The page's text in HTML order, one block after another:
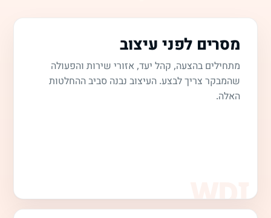
מסרים לפני עיצוב
מתחילים בהצעה, קהל יעד, אזורי שירות והפעולה
שהמבקר צריך לבצע. העיצוב נבנה סביב ההחלטות
האלה.